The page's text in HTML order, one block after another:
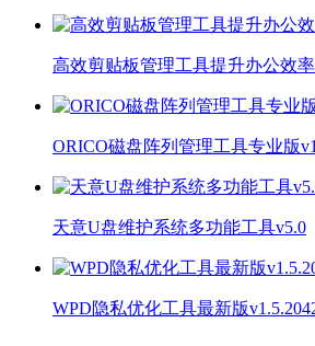
高效剪贴板管理工具提升办公效
ORICO磁盘阵列管理工具专业版
天意U盘维护系统多功能工具v5.0
WPD隐私优化工具最新版